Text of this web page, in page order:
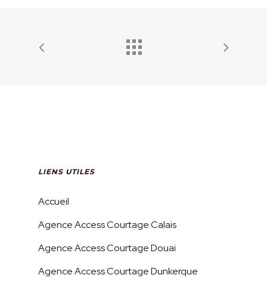
LIENS UTILES
Accueil
Agence Access Courtage Calais
Agence Access Courtage Douai
Agence Access Courtage Dunkerque